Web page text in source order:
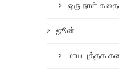
ஒரு நாள்
ஜூன்
மாய புத்தக